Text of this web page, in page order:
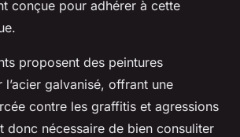
conçue pour adhérer à cette
proposent des peintures
galvanisé, offrant une
contre les graffitis et agressions
donc nécessaire de bien consuliter